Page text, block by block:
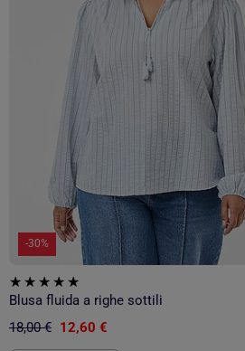
-30%
Blusa fluida a righe sottili
18,00 € 12,60 €